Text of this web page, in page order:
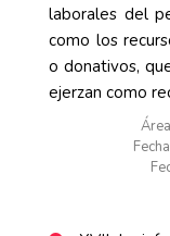
laborales del
como los
o donativos,
ejerzan como